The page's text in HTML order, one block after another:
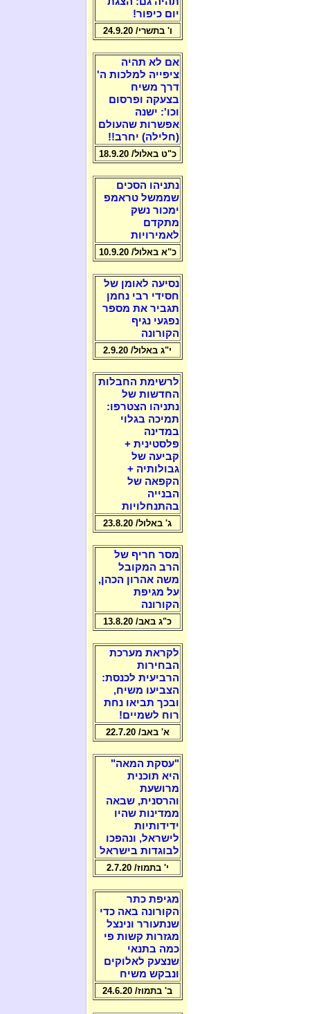
יום כיפור!
ו' בתשרי/ 24.9.20
אם לא תהיה
ציפייה למלכות ה'
דרך משיח
בצעקה ופרסום
וכו': ישנה
אפשרות שהעולם
(חלילה) יחרב!!
כ"ט באלול/ 18.9.20
נתניהו הסכים
שממשל טראמפ
ימכור נשק
מתקדם
לאמירויות
כ"א באלול/ 10.9.20
נסיעה לאומן של
חסידי רבי נחמן
תגביר את מספר
נפגעי נגיף
הקורונה
י"ג באלול/ 2.9.20
לרשימת החבלות
החדשות של
נתניהו הצטרפו:
תמיכה בגלוי
במדינה
פלסטינית +
קביעה של
גבולותיה +
הקפאה של
הבנייה
בהתנחלויות
ג' באלול/ 23.8.20
מסר חריף של
הרב המקובל
משה אהרון הכהן,
על מגיפת
הקורונה
כ"ג באב/ 13.8.20
לקראת מערכת
הבחירות
הרביעית לכנסת:
הצביעו משיח,
ובכך תביאו נחת
רוח לשמיים!
א' באב/ 22.7.20
"עסקת המאה"
היא תוכנית
מרושעת
והרסנית, שבאה
ממדינות שהיו
ידידותיות
לישראל, ונהפכו
לבוגדות בישראל
י' בתמוז/ 2.7.20
מגיפת כתר
הקורונה באה כדי
שנתעורר ונינצל
מגזרות קשות פי
כמה בתנאי
שנצעק לאלוקים
ונבקש משיח
ב' בתמוז/ 24.6.20